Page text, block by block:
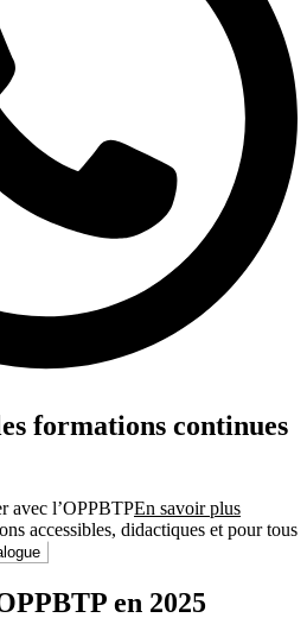
formations continues
avec l’OPPBTPEn savoir plus
accessibles, didactiques et pour tous
en 2025